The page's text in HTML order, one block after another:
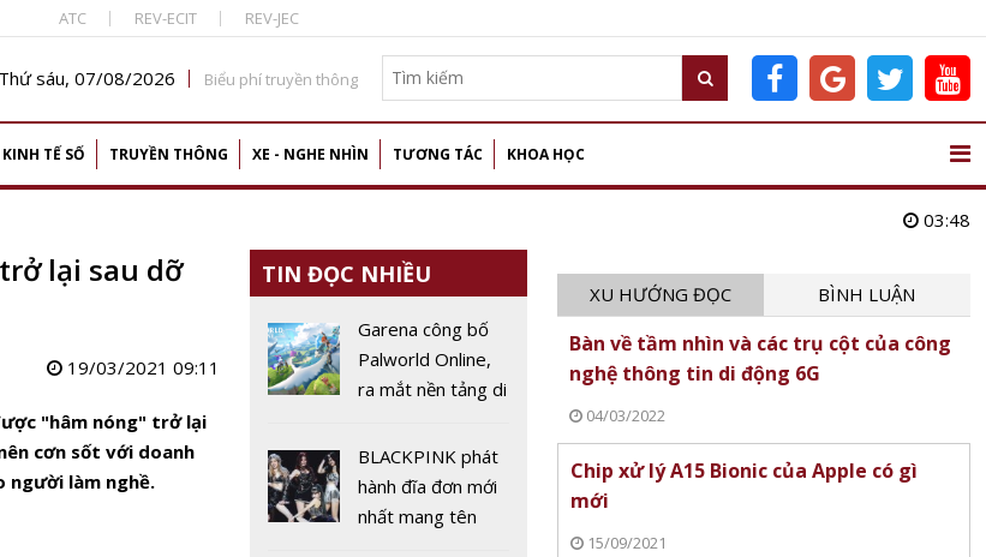
ATC REV-ECIT REV-JEC
Thứ sáu, 07/08/2026 Biểu phí truyền thông
KINH TẾ SỐ TRUYỀN THÔNG XE - NGHE NHÌN TƯƠNG TÁC KHOA HỌC
03:48
lại sau dỡ
19/03/2021 09:11
"hâm nóng" trở lại
cơn sốt với doanh
người làm nghề.
TIN ĐỌC NHIỀU
Garena công bố
Palworld Online,
ra mắt nền tảng di
2026
BLACKPINK phát
hành đĩa đơn mới
nhất mang tên
XU HƯỚNG ĐỌC BÌNH LUẬN
Bàn về tầm nhìn và các trụ cột của công
nghệ thông tin di động 6G
04/03/2022
Chip xử lý A15 Bionic của Apple có gì
mới
15/09/2021